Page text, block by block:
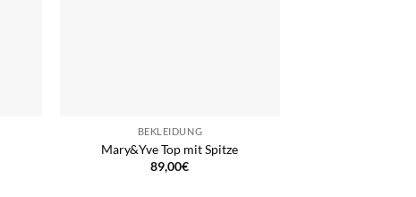
BEKLEIDUNG
Mary&Yve Top mit Spitze
89,00€